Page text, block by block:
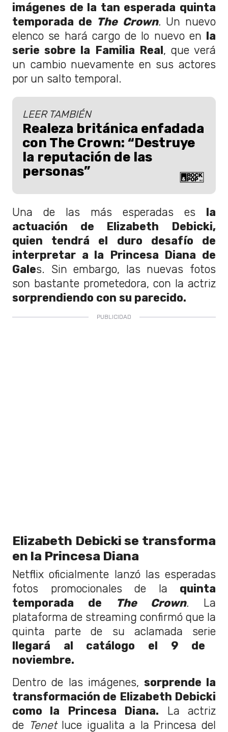
imágenes de la tan esperada quinta
temporada de The Crown. Un nuevo
elenco se hará cargo de lo nuevo en la
serie sobre la Familia Real, que verá
un cambio nuevamente en sus actores
por un salto temporal.
LEER TAMBIÉN
Realeza británica enfadada
con The Crown: “Destruye
la reputación de las
personas”
Una de las más esperadas es la
actuación de Elizabeth Debicki,
quien tendrá el duro desafío de
interpretar a la Princesa Diana de
Gales. Sin embargo, las nuevas fotos
son bastante prometedora, con la actriz
sorprendiendo con su parecido.
Elizabeth Debicki se transforma
en la Princesa Diana
Netflix oficialmente lanzó las esperadas
fotos promocionales de la quinta
temporada de
The Crown. La
plataforma de streaming confirmó que la
quinta parte de su aclamada serie
llegará al catálogo el 9 de
noviembre.
Dentro de las imágenes, sorprende la
transformación de Elizabeth Debicki
como la Princesa Diana. La actriz
de Tenet luce igualita a la Princesa del